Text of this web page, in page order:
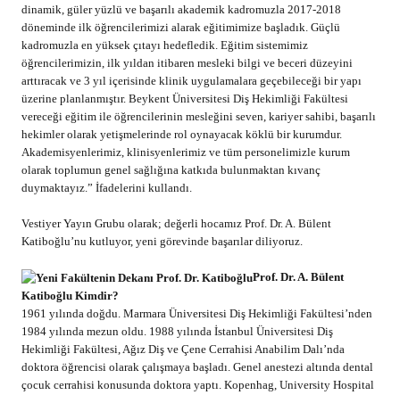
dinamik, güler yüzlü ve başarılı akademik kadromuzla 2017-2018
döneminde ilk öğrencilerimizi alarak eğitimimize başladık. Güçlü
kadromuzla en yüksek çıtayı hedefledik. Eğitim sistemimiz
öğrencilerimizin, ilk yıldan itibaren mesleki bilgi ve beceri düzeyini
arttıracak ve 3 yıl içerisinde klinik uygulamalara geçebileceği bir yapı
üzerine planlanmıştır. Beykent Üniversitesi Diş Hekimliği Fakültesi
vereceği eğitim ile öğrencilerinin mesleğini seven, kariyer sahibi, başarılı
hekimler olarak yetişmelerinde rol oynayacak köklü bir kurumdur.
Akademisyenlerimiz, klinisyenlerimiz ve tüm personelimizle kurum
olarak toplumun genel sağlığına katkıda bulunmaktan kıvanç
duymaktayız.” İfadelerini kullandı.
Vestiyer Yayın Grubu olarak; değerli hocamız Prof. Dr. A. Bülent
Katiboğlu’nu kutluyor, yeni görevinde başarılar diliyoruz.
Prof. Dr. A. Bülent
Katiboğlu Kimdir?
1961 yılında doğdu. Marmara Üniversitesi Diş Hekimliği Fakültesi’nden
1984 yılında mezun oldu. 1988 yılında İstanbul Üniversitesi Diş
Hekimliği Fakültesi, Ağız Diş ve Çene Cerrahisi Anabilim Dalı’nda
doktora öğrencisi olarak çalışmaya başladı. Genel anestezi altında dental
çocuk cerrahisi konusunda doktora yaptı. Kopenhag, University Hospital